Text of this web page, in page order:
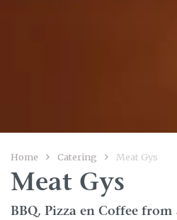
Home Catering Meat Gys
Meat Gys
BBQ, Pizza en Coffee